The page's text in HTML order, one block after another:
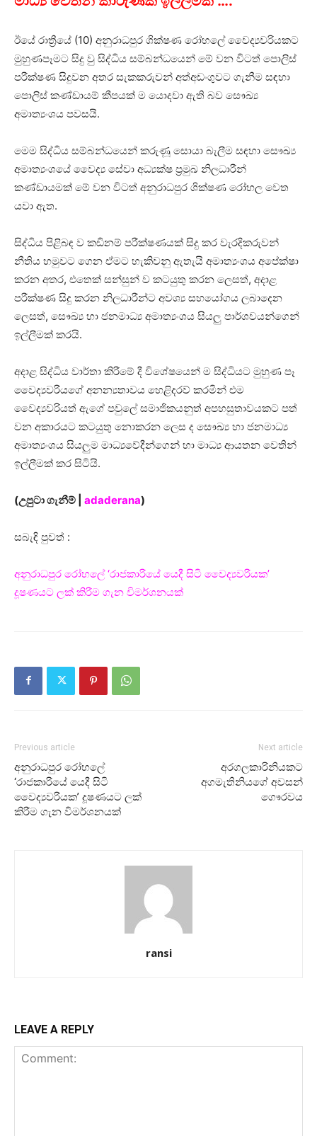
ඊයේ රාත්‍රීයේ (10) අනුරාධපුර ශික්ෂණ රෝහලේ වෛද්‍යවරියකට
මුහුණපෑමට සිදු වු සිද්ධිය සම්බන්ධයෙන් මේ වන විටත් පොලිස්
පරීක්ෂණ සිදුවන අතර සැකකරුවන් අත්අඩංගුවට ගැනීම සඳහා
පොලිස් කණ්ඩායම් කීපයක් ම යොදවා ඇති බව සෞඛ්‍ය
අමාත්‍යංශය පවසයි.
මෙම සිද්ධිය සම්බන්ධයෙන් කරුණූ සොයා බැලීම සඳහා සෞඛ්‍ය
අමාත්‍යංශයේ වෛද්‍ය සේවා අධ්‍යක්ෂ ප්‍රමුඛ නිලධාරීන්
කණ්ඩායමක් මේ වන විටත් අනුරාධපුර ශික්ෂණ රෝහල වෙත
යවා ඇත.
සිද්ධිය පිළිබඳ ව කඩිනම් පරීක්ෂණයක් සිදු කර වැරදිකරුවන්
නීතිය හමුවට ගෙන ඒමට හැකිවනු ඇතැයි අමාත්‍යංශය අපේක්ෂා
කරන අතර, එතෙක් සන්සුන් ව කටයුතු කරන ලෙසත්, අදාළ
පරීක්ෂණ සිදු කරන නිලධාරීන්ට අවශ්‍ය සහයෝගය ලබාදෙන
ලෙසත්, සෞඛ්‍ය හා ජනමාධ්‍ය අමාත්‍යංශය සියලු පාර්ශවයන්ගෙන්
ඉල්ලීමක් කරයි.
අදාළ සිද්ධිය වාර්තා කිරීමේ දී විශේෂයෙන් ම සිද්ධියට මුහුණ පෑ
වෛද්‍යවරියගේ අනන්‍යතාවය හෙළිදරව් කරමින් එම
වෛද්‍යවරියත් ඇගේ පවුලේ සමාජිකයනුත් අපහසුතාවයකට පත්
වන අකාරයට කටයුතු නොකරන ලෙස ද සෞඛ්‍ය හා ජනමාධ්‍ය
අමාත්‍යංශය සියලුම මාධ්‍යවේදීන්ගෙන් හා මාධ්‍ය ආයතන වෙතින්
ඉල්ලීමක් කර සිටියි.
(උපුටා ගැනීම් | adaderana)
සබැඳි පුවත් :
අනුරාධපුර රෝහලේ ‘රාජකාරියේ යෙදී සිටි වෛද්‍යවරියක’
දූෂණයට ලක් කිරීම ගැන විමර්ශනයක්
Previous article
අනුරාධපුර රෝහලේ
‘රාජකාරියේ යෙදී සිටි
වෛද්‍යවරියක’ දූෂණයට ලක්
කිරීම ගැන විමර්ශනයක්
Next article
අරගලකාරිනියකට
අගමැතිනියගේ අවසන්
ගෞරවය
ransi
LEAVE A REPLY